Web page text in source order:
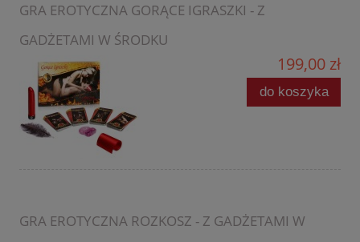
GRA EROTYCZNA GORĄCE IGRASZKI - Z
GADŻETAMI W ŚRODKU
199,00 zł
do koszyka
GRA EROTYCZNA ROZKOSZ - Z GADŻETAMI W